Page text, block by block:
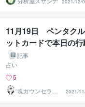
2021/12/
11月19日 ペンタク
ットカードで本日の
す。記事
占い
5
魂カウンセラー
✨ あきほ（aki
ho）
2021/